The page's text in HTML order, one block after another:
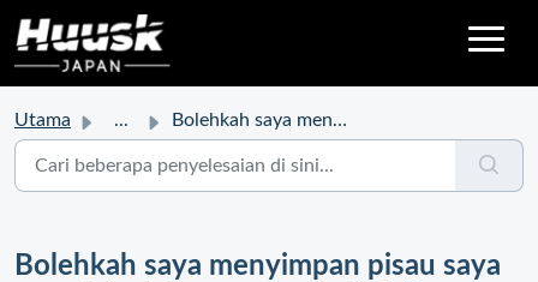
Utama ... Bolehkah saya menyimpan pisau saya yang lain dalam sarung...
Bolehkah saya menyimpan pisau saya